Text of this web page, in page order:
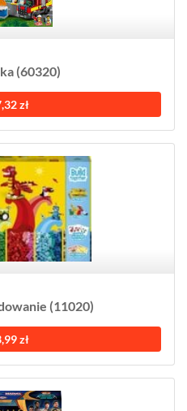
(60320)
zł
(11020)
zł